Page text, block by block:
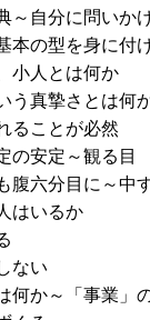
～自分に問いか
本の型を身に付
小人とは何か
う真摯さとは何
ることが必然
の安定～観る目
腹六分目に～中
はいるか
ない
何か～「事業」
講